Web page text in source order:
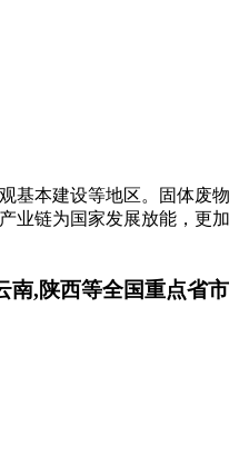
基本建设等地区。固体废物
业链为国家发展放能，更加
南,陕西等全国重点省市